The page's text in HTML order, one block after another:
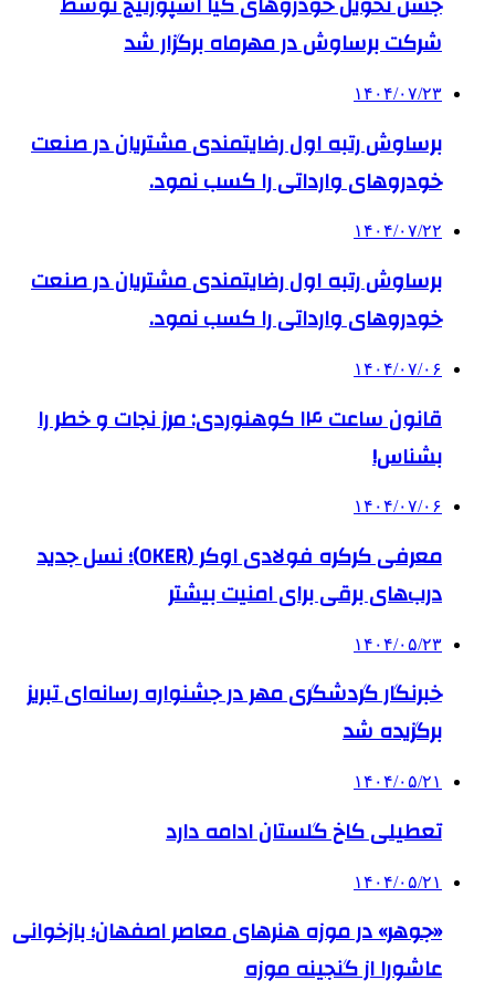
شرکت برساوش در مهرماه برگزار شد
۱۴۰۴/۰۷/۲۳
برساوش رتبه اول رضایتمندی مشتریان در صنعت
خودروهای وارداتی را کسب نمود.
۱۴۰۴/۰۷/۲۲
برساوش رتبه اول رضایتمندی مشتریان در صنعت
خودروهای وارداتی را کسب نمود.
۱۴۰۴/۰۷/۰۶
قانون ساعت ۱۴ کوهنوردی: مرز نجات و خطر را
بشناس!
۱۴۰۴/۰۷/۰۶
معرفی کرکره فولادی اوکر (OKER)؛ نسل جدید
درب‌های برقی برای امنیت بیشتر
۱۴۰۴/۰۵/۲۳
خبرنگار گردشگری مهر در جشنواره رسانه‌ای تبریز
برگزیده شد
۱۴۰۴/۰۵/۲۱
تعطیلی کاخ گلستان ادامه دارد
۱۴۰۴/۰۵/۲۱
«جوهر» در موزه هنرهای معاصر اصفهان؛ بازخوانی
عاشورا از گنجینه موزه